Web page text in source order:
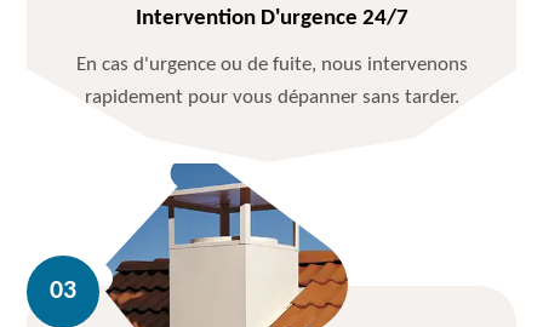
Intervention D'urgence 24/7
En cas d'urgence ou de fuite, nous intervenons
rapidement pour vous dépanner sans tarder.